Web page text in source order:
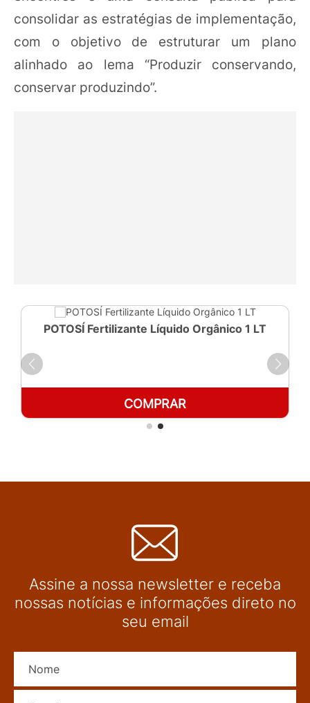
consolidar as estratégias de implementação,
com o objetivo de estruturar um plano
alinhado ao lema “Produzir conservando,
conservar produzindo”.
POTOSÍ Fertilizante Líquido Orgânico 1 LT
COMPRAR
Assine a nossa newsletter e receba
nossas notícias e informações direto no
seu email